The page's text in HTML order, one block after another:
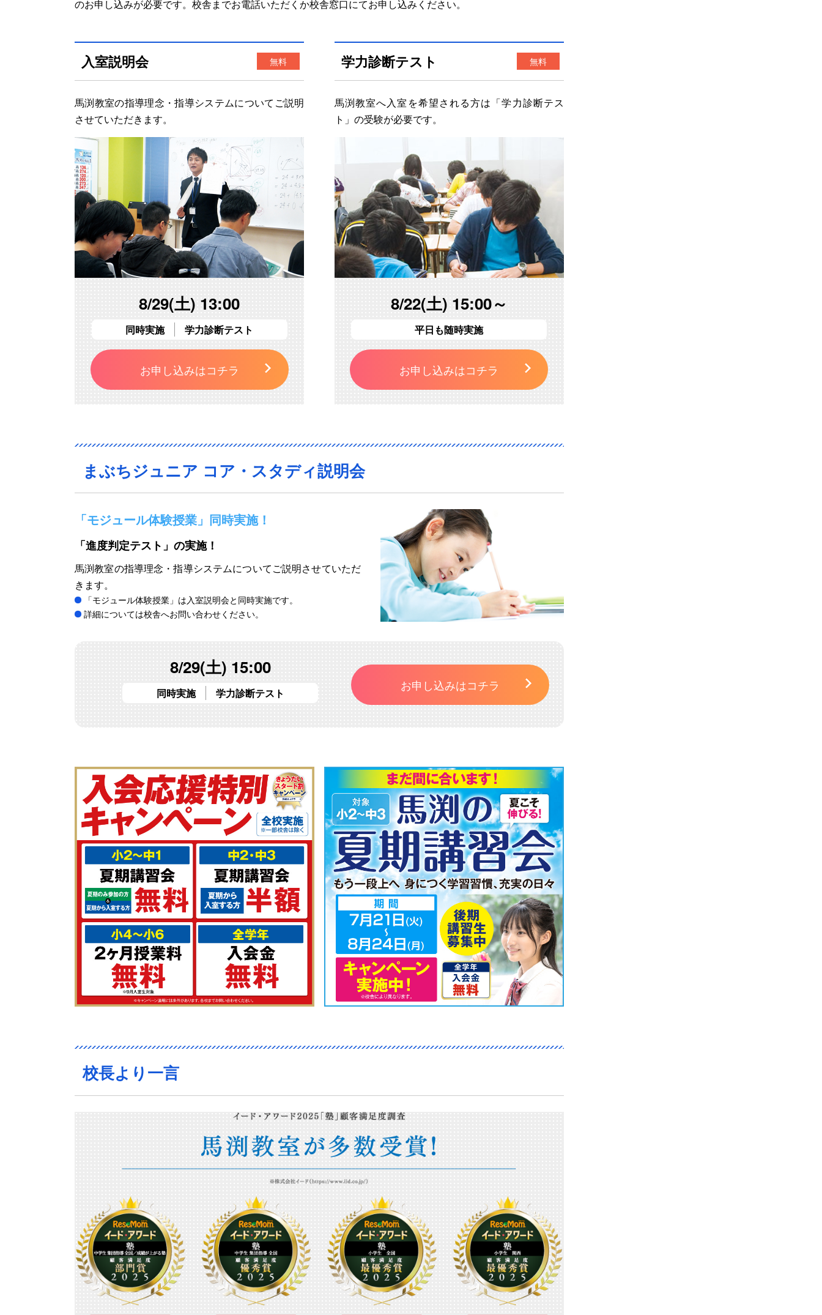
のお申し込みが必要です。校舎までお電話いただくか校舎窓口にてお申し込みください。
入室説明会 無料
馬渕教室の指導理念・指導システムについてご説明
させていただきます。
8/29(土) 13:00
同時実施 学力診断テスト
お申し込みはコチラ
学力診断テスト 無料
馬渕教室へ入室を希望される方は「学力診断テス
ト 」の受験が必要です。
8/22(土) 15:00～
平日も随時実施
お申し込みはコチラ
まぶちジュニア コア・スタディ説明会
「モジュール体験授業」同時実施！
「進度判定テスト」の実施！
馬渕教室の指導理念・指導システムについてご説明させていただ
きます。
「モジュール体験授業」は入室説明会と同時実施です。
詳細については校舎へお問い合わせください。
8/29(土) 15:00
同時実施 学力診断テスト
お申し込みはコチラ
校長より一言